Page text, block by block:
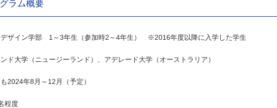
ラム概要
ザイン学部 1～3年生（参加時2～4年生） ※2016年度以降に入学した学生
ド大学（ニュージーランド）、アデレード大学（オーストラリア）
2024年8月～12月（予定）
程度